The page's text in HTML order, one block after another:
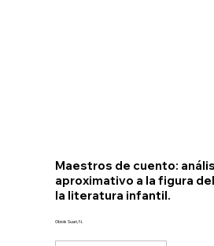
Maestros de cuento:
aproximativo a la figura
la literatura infantil.
Obiols Suari, N.